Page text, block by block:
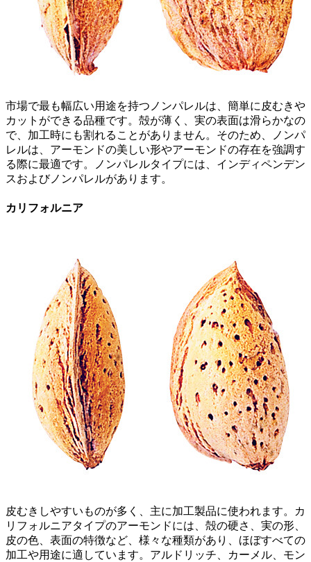
市場で最も幅広い用途を持つノンパレルは、簡単に皮むきや
カットができる品種です。殻が薄く、実の表面は滑らかなの
で、加工時にも割れることがありません。そのため、ノンパ
レルは、アーモンドの美しい形やアーモンドの存在を強調す
る際に最適です。ノンパレルタイプには、インディペンデン
スおよびノンパレルがあります。
カリフォルニア
皮むきしやすいものが多く、主に加工製品に使われます。カ
リフォルニアタイプのアーモンドには、殻の硬さ、実の形、
皮の色、表面の特徴など、様々な種類があり、ほぼすべての
加工や用途に適しています。アルドリッチ、カーメル、モン